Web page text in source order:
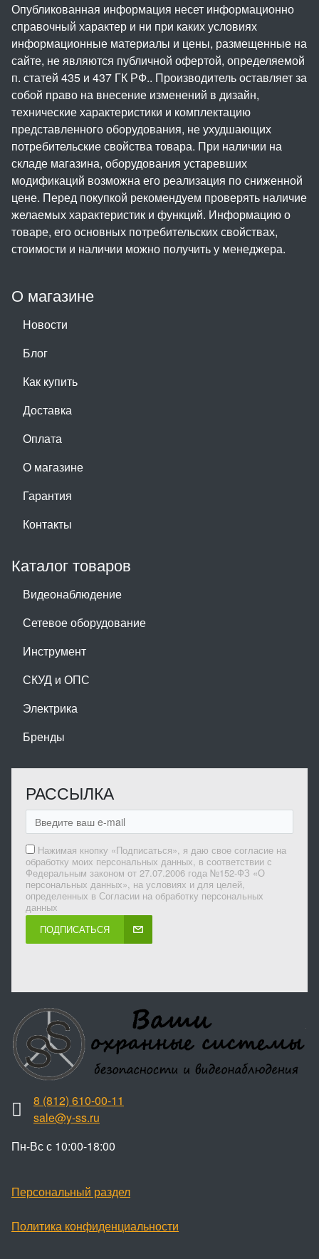
О магазине
Новости
Блог
Как купить
Доставка
Оплата
О магазине
Гарантия
Контакты
Каталог товаров
Видеонаблюдение
Сетевое оборудование
Инструмент
СКУД и ОПС
Электрика
Бренды
РАССЫЛКА
Нажимая кнопку «Подписаться», я даю свое согласие на
обработку моих персональных данных, в соответствии с
Федеральным законом от 27.07.2006 года №152-ФЗ «О
персональных данных», на условиях и для целей,
определенных в Согласии на обработку персональных
данных
ПОДПИСАТЬСЯ
8 (812) 610-00-11
sale@y-ss.ru
Пн-Вс с 10:00-18:00
Персональный раздел
Политика конфиденциальности
Опубликованная информация несет информационно
справочный характер и ни при каких условиях
информационные материалы и цены, размещенные на
сайте, не являются публичной офертой, определяемой
п. статей 435 и 437 ГК РФ.. Производитель оставляет за
собой право на внесение изменений в дизайн,
технические характеристики и комплектацию
представленного оборудования, не ухудшающих
потребительские свойства товара. При наличии на
складе магазина, оборудования устаревших
модификаций возможна его реализация по сниженной
цене. Перед покупкой рекомендуем проверять наличие
желаемых характеристик и функций. Информацию о
товаре, его основных потребительских свойствах,
стоимости и наличии можно получить у менеджера.